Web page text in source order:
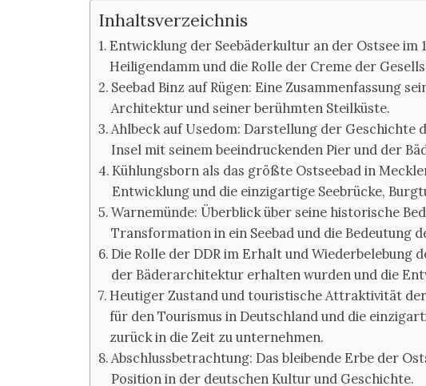
Inhaltsverzeichnis
Entwicklung der Seebäderkultur an der Ostsee im
Heiligendamm und die Rolle der Creme der
Seebad Binz auf Rügen: Eine Zusammenfassung
Architektur und seiner berühmten Steilküste.
Ahlbeck auf Usedom: Darstellung der Geschichte
Insel mit seinem beeindruckenden Pier und der
Kühlungsborn als das größte Ostseebad in
Entwicklung und die einzigartige Seebrücke,
Warnemünde: Überblick über seine historische
Transformation in ein Seebad und die Bedeutung
Die Rolle der DDR im Erhalt und Wiederbelebung
der Bäderarchitektur erhalten wurden und die
Heutiger Zustand und touristische Attraktivität
für den Tourismus in Deutschland und die
zurück in die Zeit zu unternehmen.
Abschlussbetrachtung: Das bleibende Erbe der
Position in der deutschen Kultur und Geschichte.